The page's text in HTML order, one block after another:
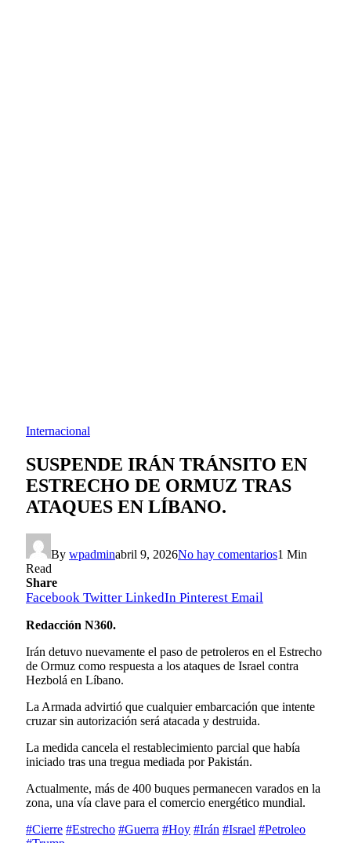
Internacional
SUSPENDE IRÁN TRÁNSITO EN
ESTRECHO DE ORMUZ TRAS
ATAQUES EN LÍBANO.
By wpadminabril 9, 2026No hay comentarios1 Min
Read
Share
Facebook Twitter LinkedIn Pinterest Email
Redacción N360.
Irán detuvo nuevamente el paso de petroleros en el Estrecho
de Ormuz como respuesta a los ataques de Israel contra
Hezbolá en Líbano.
La Armada advirtió que cualquier embarcación que intente
cruzar sin autorización será atacada y destruida.
La medida cancela el restablecimiento parcial que había
iniciado tras una tregua mediada por Pakistán.
Actualmente, más de 400 buques permanecen varados en la
zona, una vía clave para el comercio energético mundial.
#Cierre #Estrecho #Guerra #Hoy #Irán #Israel #Petroleo